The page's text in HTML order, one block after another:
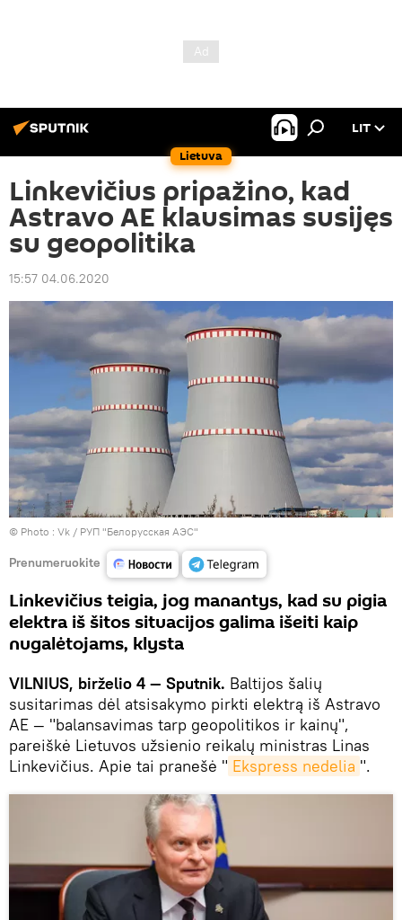
Lietuva
LIT
Linkevičius pripažino, kad
Astravo AE klausimas susijęs
su geopolitika
15:57 04.06.2020
© Photo : Vk / РУП "Белорусская АЭС"
Prenumeruokite
Linkevičius teigia, jog manantys, kad su pigia
elektra iš šitos situacijos galima išeiti kaip
nugalėtojams, klysta
VILNIUS, birželio 4 — Sputnik. Baltijos šalių
susitarimas dėl atsisakymo pirkti elektrą iš Astravo
AE — "balansavimas tarp geopolitikos ir kainų",
pareiškė Lietuvos užsienio reikalų ministras Linas
Linkevičius. Apie tai pranešė " Ekspress nedelia ".